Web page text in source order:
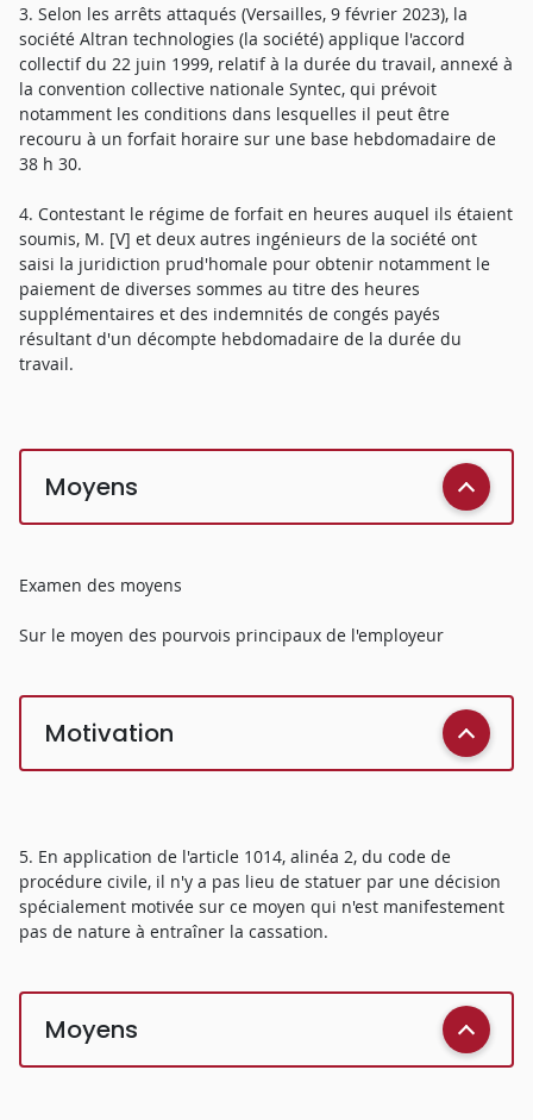
3. Selon les arrêts attaqués (Versailles, 9 février 2023), la
société Altran technologies (la société) applique l'accord
collectif du 22 juin 1999, relatif à la durée du travail, annexé à
la convention collective nationale Syntec, qui prévoit
notamment les conditions dans lesquelles il peut être
recouru à un forfait horaire sur une base hebdomadaire de
38 h 30.
4. Contestant le régime de forfait en heures auquel ils étaient
soumis, M. [V] et deux autres ingénieurs de la société ont
saisi la juridiction prud'homale pour obtenir notamment le
paiement de diverses sommes au titre des heures
supplémentaires et des indemnités de congés payés
résultant d'un décompte hebdomadaire de la durée du
travail.
Moyens
Examen des moyens
Sur le moyen des pourvois principaux de l'employeur
Motivation
5. En application de l'article 1014, alinéa 2, du code de
procédure civile, il n'y a pas lieu de statuer par une décision
spécialement motivée sur ce moyen qui n'est manifestement
pas de nature à entraîner la cassation.
Moyens